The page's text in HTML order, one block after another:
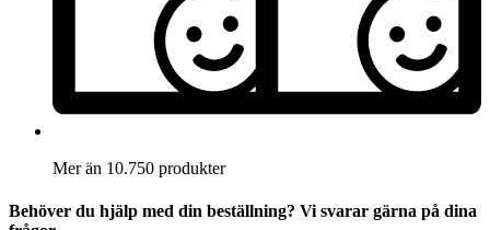
Mer än 10.750 produkter
Behöver du hjälp med din beställning? Vi svarar gärna på dina